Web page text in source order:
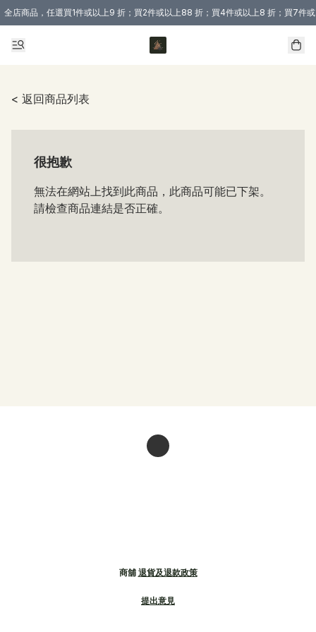
全店商品，任選買1件或以上9 折；買2件或以上88 折；買4件或以上8 折；買7件
購買 3 件商品或以上即享免運費優惠！（適用於 本地送貨、本地取貨 )
< 返回商品列表
很抱歉
無法在網站上找到此商品，此商品可能已下架。
請檢查商品連結是否正確。
商舖 退貨及退款政策
提出意見